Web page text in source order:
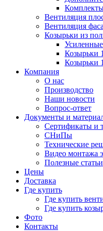
Вентиляция
Вентиляция
Козырьки из
Козырьки
Козырьки
Компания
О нас
Производство
Наши новости
Вопрос-ответ
Документы и
Сертификаты и
СНиПы
Технические
Видео монтажа
Полезные статьи
Цены
Доставка
Где купить
Где купить
Где купить
Фото
Контакты